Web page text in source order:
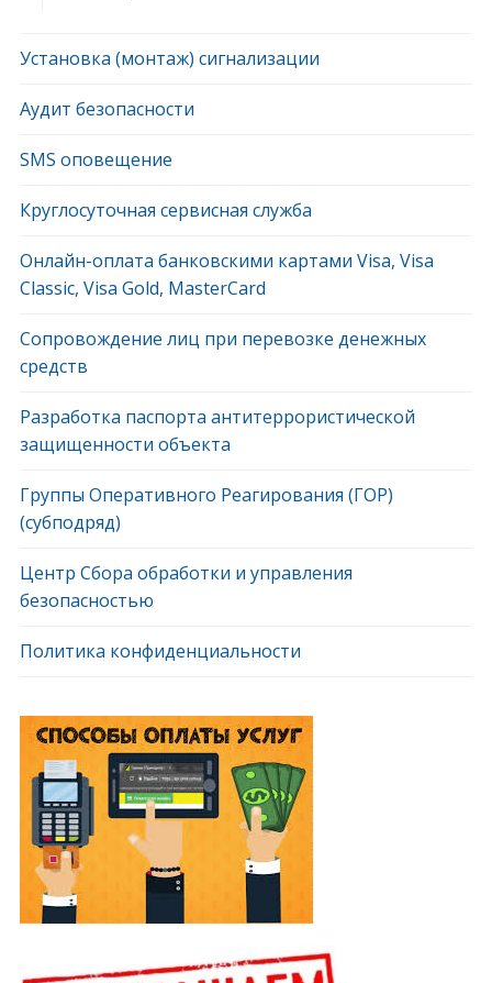
Установка (монтаж) сигнализации
Аудит безопасности
SMS оповещение
Круглосуточная сервисная служба
Онлайн-оплата банковскими картами Visa, Visa
Classic, Visa Gold, MasterCard
Сопровождение лиц при перевозке денежных
средств
Разработка паспорта антитеррористической
защищенности объекта
Группы Оперативного Реагирования (ГОР)
(субподряд)
Центр Сбора обработки и управления
безопасностью
Политика конфиденциальности